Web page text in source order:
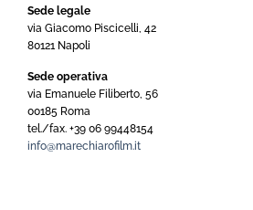
Sede legale
via Giacomo Piscicelli, 42
80121 Napoli
Sede operativa
via Emanuele Filiberto, 56
00185 Roma
tel./fax. +39 06 99448154
info@marechiarofilm.it